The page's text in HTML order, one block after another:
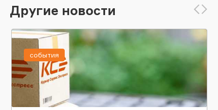
Другие новости
события